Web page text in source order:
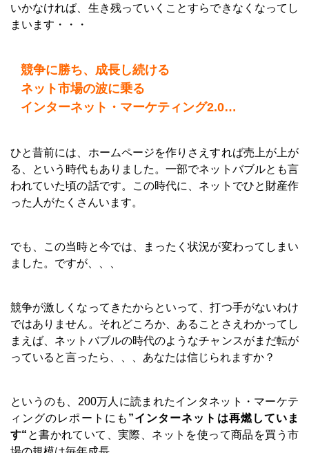
いかなければ、生き残っていくことすらできなくなってし
まいます・・・
競争に勝ち、成長し続ける
ネット市場の波に乗る
インターネット・マーケティング2.0…
ひと昔前には、ホームページを作りさえすれば売上が上が
る、という時代もありました。一部でネットバブルとも言
われていた頃の話です。この時代に、ネットでひと財産作
った人がたくさんいます。
でも、この当時と今では、まったく状況が変わってしまい
ました。ですが、、、
競争が激しくなってきたからといって、打つ手がないわけ
ではありません。それどころか、あることさえわかってし
まえば、ネットバブルの時代のようなチャンスがまだ転が
っていると言ったら、、、あなたは信じられますか？
というのも、200万人に読まれたインタネット・マーケテ
ィングのレポートにも ”インターネットは再燃していま
す“ と書かれていて、実際、ネットを使って商品を買う市